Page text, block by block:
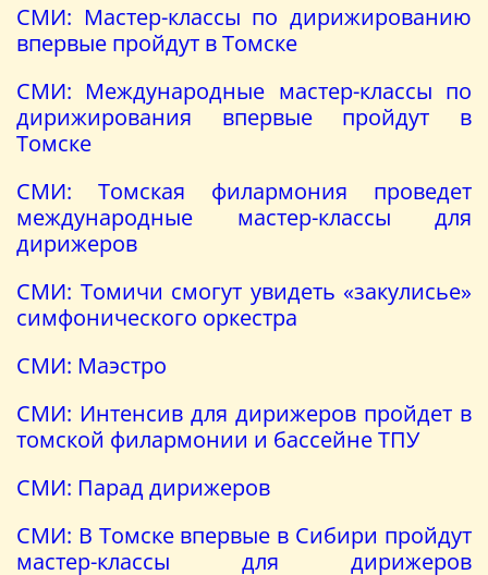
СМИ: Мастер-классы по дирижированию
впервые пройдут в Томске
СМИ: Международные мастер-классы по
дирижирования впервые пройдут в
Томске
СМИ: Томская филармония проведет
международные мастер-классы для
дирижеров
СМИ: Томичи смогут увидеть «закулисье»
симфонического оркестра
СМИ: Маэстро
СМИ: Интенсив для дирижеров пройдет в
томской филармонии и бассейне ТПУ
СМИ: Парад дирижеров
СМИ: В Томске впервые в Сибири пройдут
мастер-классы для дирижеров